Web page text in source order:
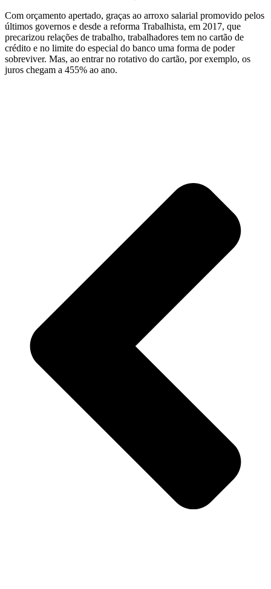
Com orçamento apertado, graças ao arroxo salarial promovido pelos
últimos governos e desde a reforma Trabalhista, em 2017, que
precarizou relações de trabalho, trabalhadores tem no cartão de
crédito e no limite do especial do banco uma forma de poder
sobreviver. Mas, ao entrar no rotativo do cartão, por exemplo, os
juros chegam a 455% ao ano.